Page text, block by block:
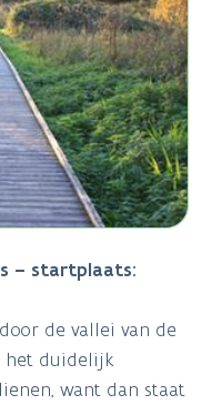
– startplaats:
de vallei van de
het duidelijk
want dan staat